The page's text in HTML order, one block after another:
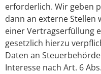
erforderlich. Wir geben
dann an externe Stellen
einer Vertragserfüllung
gesetzlich hierzu
Daten an
Interesse nach Art. 6